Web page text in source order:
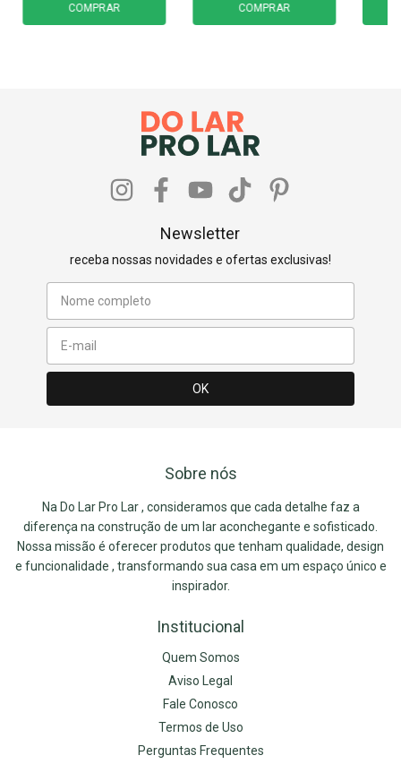
COMPRAR COMPRAR
Newsletter
receba nossas novidades e ofertas exclusivas!
Sobre nós
Na Do Lar Pro Lar , consideramos que cada detalhe faz a
diferença na construção de um lar aconchegante e sofisticado.
Nossa missão é oferecer produtos que tenham qualidade, design
e funcionalidade , transformando sua casa em um espaço único e
inspirador.
Institucional
Quem Somos
Aviso Legal
Fale Conosco
Termos de Uso
Perguntas Frequentes